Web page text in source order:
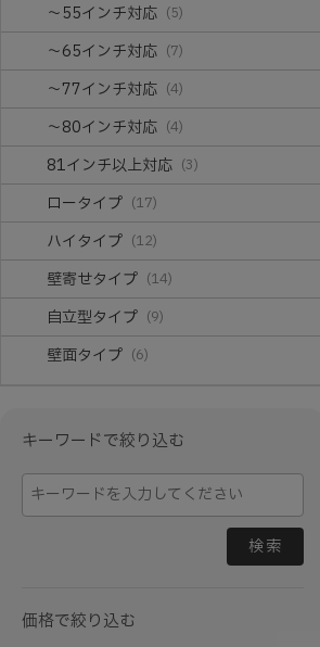
～55インチ対応 (5)
～65インチ対応 (7)
～77インチ対応 (4)
～80インチ対応 (4)
81インチ以上対応 (3)
ロータイプ (17)
ハイタイプ (12)
壁寄せタイプ (14)
自立型タイプ (9)
壁面タイプ (6)
キーワードで絞り込む
検索
価格で絞り込む